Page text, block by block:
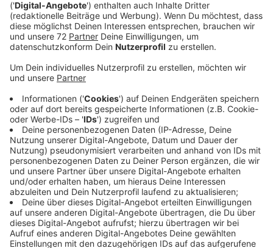
Anzeige
"Soll der Königsplatz ab 2021 ganzjährig für den KfZ-
Verkehr gesperrt werden?" Das ist die Frage des
Ratsbürgerentscheids.
Die Händler hier hätten gerne etwas ganz anderes,
nämlich eine Einbahnstraße mit Spielstraßentempo in
Höhe des Königsplatzes und schrägen Parkplätzen
entlang der Straße. Dafür müssten die Dülmener aber
erstmal mit "Nein" beim Ratsbürgerentscheid stimmen
und die Politik dann neu beraten. Die Händler
befürchten nämlich, dass vor allem ältere Menschen
sonst nicht mehr in die Stadt zum einkaufen kommen.
Das Bündnis aus SPD, FDP und Grünen sieht das
anders. Das hätte gerne, dass der Platz zwischen